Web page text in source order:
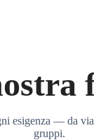
esigenza — da
gruppi.